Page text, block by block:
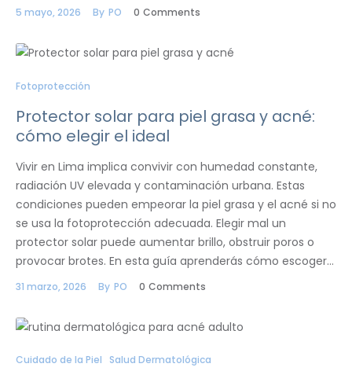
5 mayo, 2026 By PO 0 Comments
Fotoprotección
Protector solar para piel grasa y acné:
cómo elegir el ideal
Vivir en Lima implica convivir con humedad constante,
radiación UV elevada y contaminación urbana. Estas
condiciones pueden empeorar la piel grasa y el acné si no
se usa la fotoprotección adecuada. Elegir mal un
protector solar puede aumentar brillo, obstruir poros o
provocar brotes. En esta guía aprenderás cómo escoger…
31 marzo, 2026 By PO 0 Comments
Cuidado de la Piel Salud Dermatológica